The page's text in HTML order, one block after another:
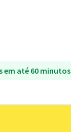
em até 60 minutos